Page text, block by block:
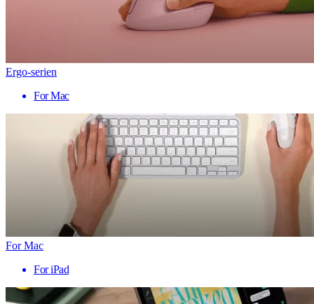
Ergo-serien
For Mac
For Mac
For iPad